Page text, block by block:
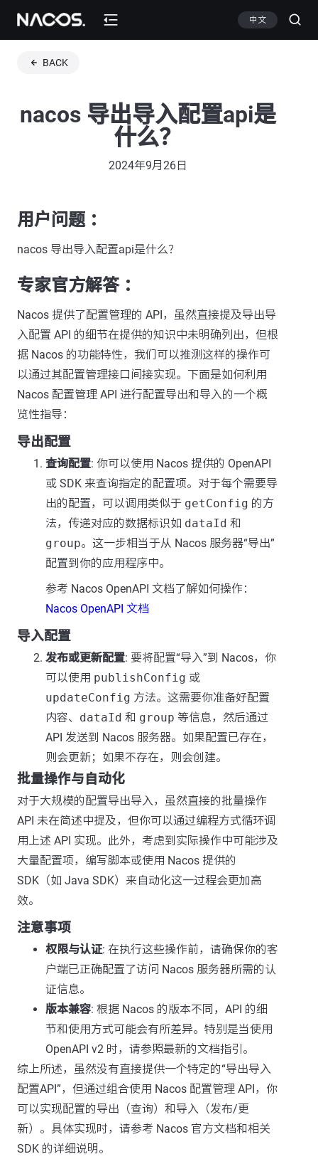
中文
BACK
nacos 导出导入配置api是
什么？
2024年9月26日
用户问题 ：
nacos 导出导入配置api是什么？
专家官方解答 ：
Nacos 提供了配置管理的 API，虽然直接提及导出导
入配置 API 的细节在提供的知识中未明确列出，但根
据 Nacos 的功能特性，我们可以推测这样的操作可
以通过其配置管理接口间接实现。下面是如何利用
Nacos 配置管理 API 进行配置导出和导入的一个概
览性指导：
导出配置
查询配置: 你可以使用 Nacos 提供的 OpenAPI
或 SDK 来查询指定的配置项。对于每个需要导
出的配置，可以调用类似于 getConfig 的方
法，传递对应的数据标识如 dataId 和
group。这一步相当于从 Nacos 服务器“导出”
配置到你的应用程序中。
参考 Nacos OpenAPI 文档了解如何操作：
Nacos OpenAPI 文档
导入配置
发布或更新配置: 要将配置“导入”到 Nacos，你
可以使用 publishConfig 或
updateConfig 方法。这需要你准备好配置
内容、 dataId 和 group 等信息，然后通过
API 发送到 Nacos 服务器。如果配置已存在，
则会更新；如果不存在，则会创建。
批量操作与自动化
对于大规模的配置导出导入，虽然直接的批量操作
API 未在简述中提及，但你可以通过编程方式循环调
用上述 API 实现。此外，考虑到实际操作中可能涉及
大量配置项，编写脚本或使用 Nacos 提供的
SDK（如 Java SDK）来自动化这一过程会更加高
效。
注意事项
权限与认证: 在执行这些操作前，请确保你的客
户端已正确配置了访问 Nacos 服务器所需的认
证信息。
版本兼容: 根据 Nacos 的版本不同，API 的细
节和使用方式可能会有所差异。特别是当使用
OpenAPI v2 时，请参照最新的文档指引。
综上所述，虽然没有直接提供一个特定的“导出导入
配置API”，但通过组合使用 Nacos 配置管理 API，你
可以实现配置的导出（查询）和导入（发布/更
新）。具体实现时，请参考 Nacos 官方文档和相关
SDK 的详细说明。